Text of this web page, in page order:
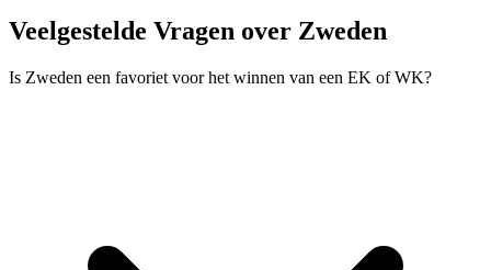
Veelgestelde Vragen over Zweden
Is Zweden een favoriet voor het winnen van een EK of WK?